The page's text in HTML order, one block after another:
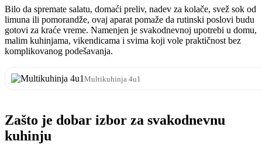
Bilo da spremate salatu, domaći preliv, nadev za kolače, svež sok od
limuna ili pomorandže, ovaj aparat pomaže da rutinski poslovi budu
gotovi za kraće vreme. Namenjen je svakodnevnoj upotrebi u domu,
malim kuhinjama, vikendicama i svima koji vole praktičnost bez
komplikovanog podešavanja.
Multikuhinja 4u1
Zašto je dobar izbor za svakodnevnu
kuhinju